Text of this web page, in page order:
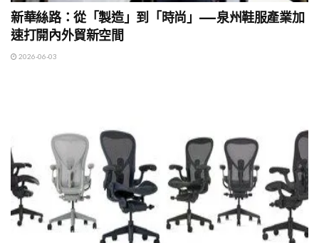
新華絲路：從「製造」到「時尚」—-泉州鞋服產業加
速打開內外貿新空間
2026-06-03